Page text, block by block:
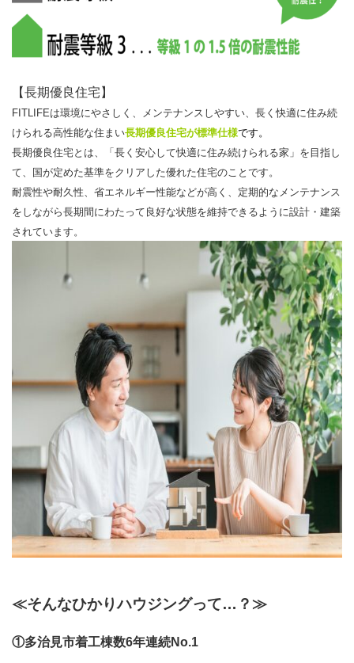
【長期優良住宅】
FITLIFEは環境にやさしく、メンテナンスしやすい、長く快適に住み続
けられる高性能な住まい長期優良住宅が標準仕様です。
長期優良住宅とは、「長く安心して快適に住み続けられる家」を目指し
て、国が定めた基準をクリアした優れた住宅のことです。
耐震性や耐久性、省エネルギー性能などが高く、定期的なメンテナンス
をしながら長期間にわたって良好な状態を維持できるように設計・建築
されています。
≪そんなひかりハウジングって…？≫
①多治見市着工棟数6年連続No.1